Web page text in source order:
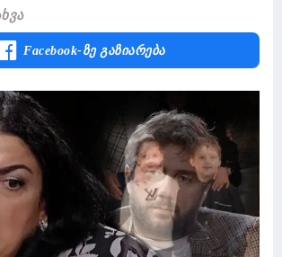
Facebook-Ზე Გაზიარება